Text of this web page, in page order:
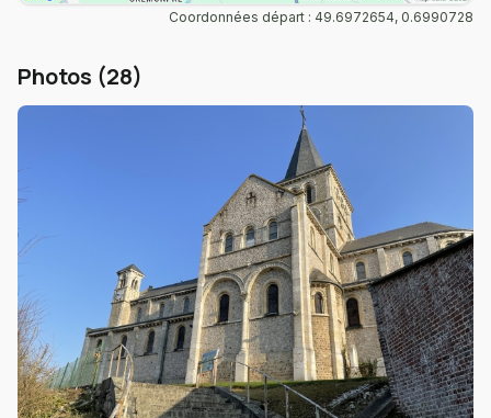
Coordonnées départ : 49.6972654, 0.6990728
Photos (28)